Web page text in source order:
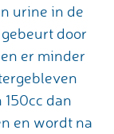
urine in de
door
er minder
dan
en wordt na